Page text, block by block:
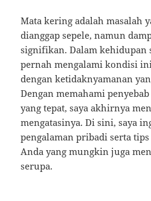
Mata kering adalah masalah
dianggap sepele, namun
signifikan. Dalam kehidupan
pernah mengalami kondisi
dengan ketidaknyamanan
Dengan memahami
yang tepat, saya akhirnya
mengatasinya. Di sini, saya
pengalaman pribadi serta
Anda yang mungkin juga
serupa.